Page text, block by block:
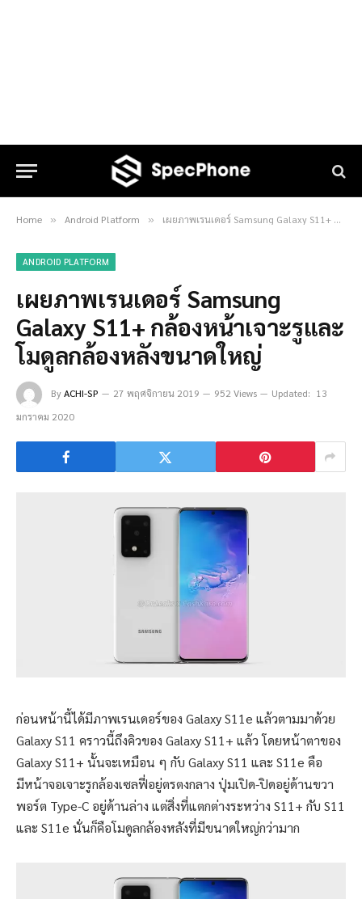
Home » Android Platform » เผยภาพเรนเดอร์ Samsung Galaxy S11+ กล้องหน้าเจาะรูและโมดูลกล้องหลังขนาดใหญ่
ANDROID PLATFORM
เผยภาพเรนเดอร์ Samsung
Galaxy S11+ กล้องหน้าเจาะรูและ
โมดูลกล้องหลังขนาดใหญ่
ByACHI-SP 27 พฤศจิกายน 2019 952 Views Updated: 13
มกราคม 2020
ก่อนหน้านี้ได้มีภาพเรนเดอร์ของ Galaxy S11e แล้วตามมาด้วย
Galaxy S11 คราวนี้ถึงคิวของ Galaxy S11+ แล้ว โดยหน้าตาของ
Galaxy S11+ นั้นจะเหมือน ๆ กับ Galaxy S11 และ S11e คือ
มีหน้าจอเจาะรูกล้องเซลฟี่อยู่ตรตงกลาง ปุ่มเปิด-ปิดอยู่ด้านขวา
พอร์ต Type-C อยู่ด้านล่าง แต่สิ่งที่แตกต่างระหว่าง S11+ กับ S11
และ S11e นั่นก็คือโมดูลกล้องหลังที่มีขนาดใหญ่กว่ามาก